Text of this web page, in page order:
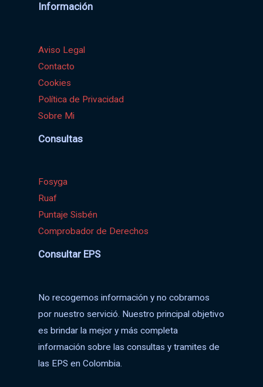
Información
Aviso Legal
Contacto
Cookies
Política de Privacidad
Sobre Mi
Consultas
Fosyga
Ruaf
Puntaje Sisbén
Comprobador de Derechos
Consultar EPS
No recogemos información y no cobramos
por nuestro servició. Nuestro principal objetivo
es brindar la mejor y más completa
información sobre las consultas y tramites de
las EPS en Colombia.